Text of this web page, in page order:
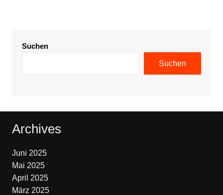
Suchen
Suchen
Archives
Juni 2025
Mai 2025
April 2025
März 2025